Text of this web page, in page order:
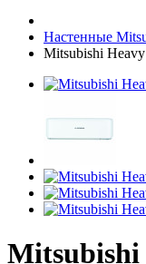
Настенные
Mitsubishi
Mitsubishi